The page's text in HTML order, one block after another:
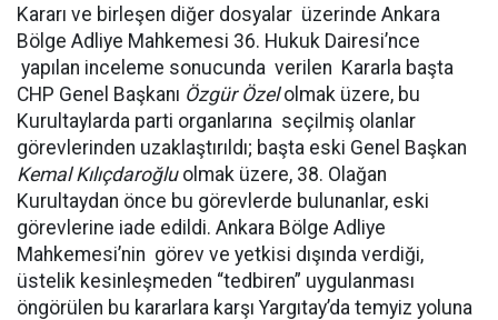
Kararı ve birleşen diğer dosyalar üzerinde Ankara
Bölge Adliye Mahkemesi 36. Hukuk Dairesi’nce
yapılan inceleme sonucunda verilen Kararla başta
CHP Genel Başkanı Özgür Özelolmak üzere, bu
Kurultaylarda parti organlarına seçilmiş olanlar
görevlerinden uzaklaştırıldı; başta eski Genel Başkan
Kemal Kılıçdaroğluolmak üzere, 38. Olağan
Kurultaydan önce bu görevlerde bulunanlar, eski
görevlerine iade edildi. Ankara Bölge Adliye
Mahkemesi’nin görev ve yetkisi dışında verdiği,
üstelik kesinleşmeden “tedbiren” uygulanması
öngörülen bu kararlara karşı Yargıtay’da temyiz yoluna